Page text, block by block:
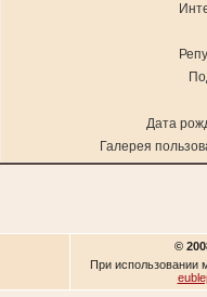
Дата
Галерея
©
При использовании